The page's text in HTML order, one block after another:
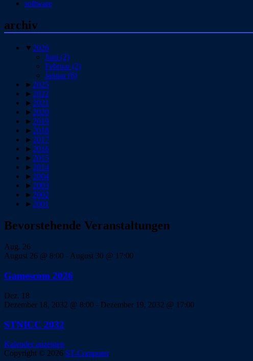
software
archiv
▼ 2026
Juni (2)
Februar(2)
Januar(6)
► 2025
► 2022
► 2021
► 2020
► 2019
► 2018
► 2017
► 2016
► 2015
► 2014
► 2004
► 2003
► 2002
► 2001
Bevorstehende Veranstaltungen
Aug. 26
August 26 @ 8:00 -August 30 @ 17:00
Gamescom 2026
Dez. 18
Dezember 18, 2032 @ 8:00 - Dezember 19, 2032 @ 17:00
STNICC 2032
Kalender anzeigen
Copyright © 2026 ST-Computer.